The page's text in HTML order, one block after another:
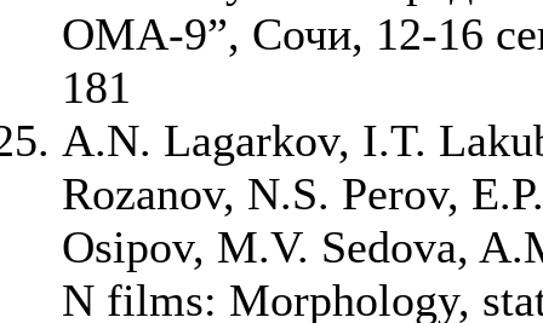
ОМА-9”, Сочи, 12-16
181
A.N. Lagarkov, I.T.
Rozanov, N.S. Perov,
Osipov, M.V. Sedova,
N films: Morphology,